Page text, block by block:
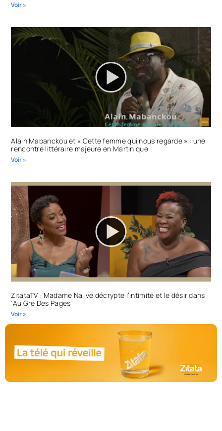
Voir »
Alain Mabanckou et « Cette femme qui nous regarde » : une
rencontre littéraire majeure en Martinique
Voir »
ZitataTV : Madame Naiive décrypte l’intimité et le désir dans
‘Au Gré Des Pages’
Voir »